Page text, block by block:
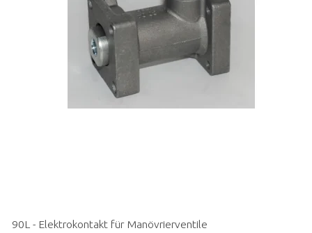
90L - Elektrokontakt für Manövrierventile